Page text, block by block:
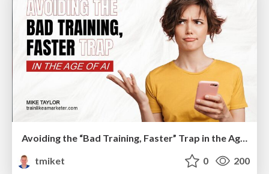
Avoiding the “Bad Training, Faster” Trap in the Age of AI
tmiket
0 200